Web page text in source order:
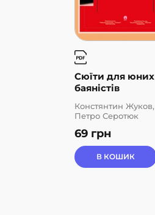
Сюїти для юних
баяністів
69 грн
Констянтин Жуков,
Петро Серотюк
В КОШИК